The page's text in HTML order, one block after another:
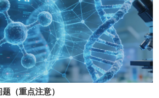
（重点注意）